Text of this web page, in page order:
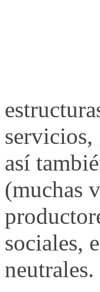
servicios,
así
(muchas
sociales,
neutrales.